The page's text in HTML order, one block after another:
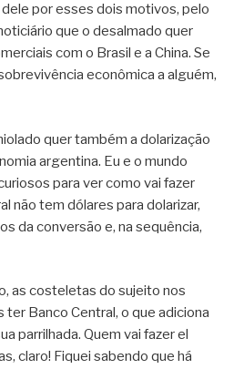
por esses dois motivos, pelo
que o desalmado quer
com o Brasil e a China. Se
econômica a alguém,
quer também a dolarização
argentina. Eu e o mundo
para ver como vai fazer
não tem dólares para dolarizar,
da conversão e, na sequência,
as costeletas do sujeito nos
ter Banco Central, o que adiciona
parrilhada. Quem vai fazerel
claro! Fiquei sabendo que há